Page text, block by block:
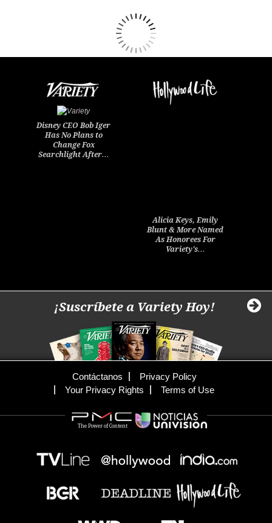
Disney CEO Bob Iger
Has No Plans to
Change Fox
Searchlight After…
Alicia Keys, Emily
Blunt & More Named
As Honorees For
Variety's…
¡Suscríbete a Variety Hoy!
Contáctanos
Privacy Policy
Your Privacy Rights
Terms of Use
The Power of Content